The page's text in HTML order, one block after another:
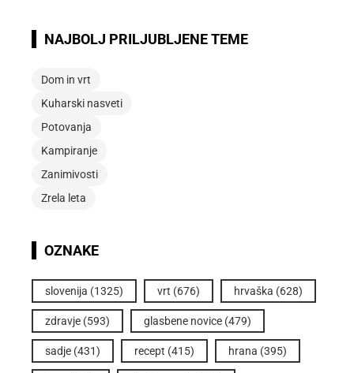
NAJBOLJ PRILJUBLJENE TEME
Dom in vrt
Kuharski nasveti
Potovanja
Kampiranje
Zanimivosti
Zrela leta
OZNAKE
slovenija (1325) vrt (676) hrvaška (628)
zdravje (593) glasbene novice (479)
sadje (431) recept (415) hrana (395)